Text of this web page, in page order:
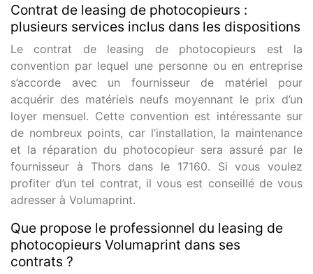
Contrat de leasing de photocopieurs :
plusieurs services inclus dans les dispositions
Le contrat de leasing de photocopieurs est la
convention par lequel une personne ou en entreprise
s’accorde avec un fournisseur de matériel pour
acquérir des matériels neufs moyennant le prix d’un
loyer mensuel. Cette convention est intéressante sur
de nombreux points, car l’installation, la maintenance
et la réparation du photocopieur sera assuré par le
fournisseur à Thors dans le 17160. Si vous voulez
profiter d’un tel contrat, il vous est conseillé de vous
adresser à Volumaprint.
Que propose le professionnel du leasing de
photocopieurs Volumaprint dans ses
contrats ?